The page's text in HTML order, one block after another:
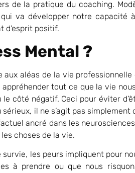
de la pratique du coaching.
va développer notre capacité
d’esprit positif.
Mental ?
aléas de la vie
tout ce que la vie
côté négatif. Ceci pour éviter
il ne s’agit pas simplement
ancré dans les
choses de la vie.
les peurs impliquent pour
à prendre ou que nous